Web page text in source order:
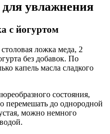
увлажнения
с йогуртом
ложка меда, 2
без добавок. По
капель масла сладкого
состояния,
перемешать до однородной
можно немного